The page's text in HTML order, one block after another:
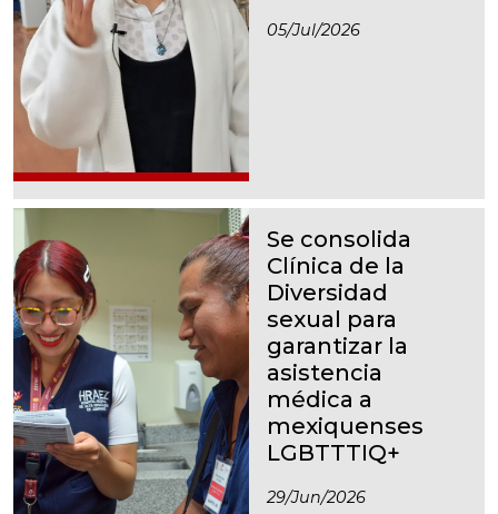
05/jul/2026
Se consolida
Clínica de la
Diversidad
sexual para
garantizar la
asistencia
médica a
mexiquenses
LGBTTTIQ+
29/jun/2026